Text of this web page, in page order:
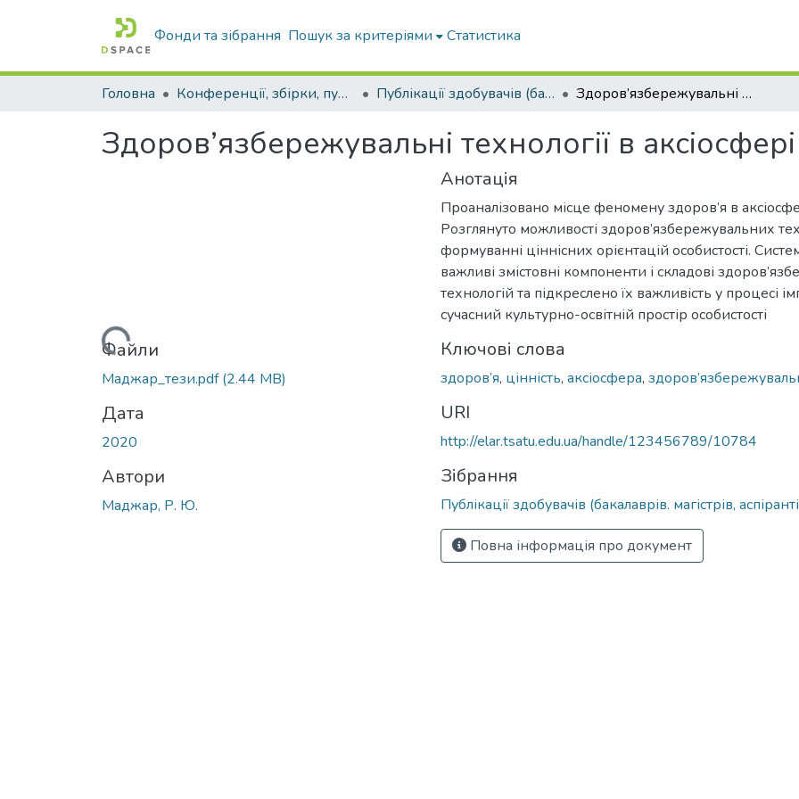
Фонди та зібрання Пошук за критеріями Статистика
Головна Конференції, збірки, публікації молодих вчених і здобувачів : магістрів, бакалаврів, аспірантів. Публікації здобувачів (бакалаврів. магістрів, аспірантів) Здоров’язбережувальні технології в аксіосфері особистості
Здоров’язбережувальні технології в
Вантажиться...
Файли
Маджар_тези.pdf(2.44 MB)
Дата
2020
Автори
Маджар, Р. Ю.
Анотація
Проаналізовано місце феномену здоров’я в
Розглянуто можливості здоров’язбережувальних
формуванні ціннісних орієнтацій особистості.
важливі змістовні компоненти і складові
технологій та підкреслено їх важливість у процесі
сучасний культурно-освітній простір особистості
Ключові слова
здоров’я, цінність, аксіосфера,
URI
http://elar.tsatu.edu.ua/handle/123456789/10784
Зібрання
Публікації здобувачів (бакалаврів. магістрів,
Повна інформація про документ